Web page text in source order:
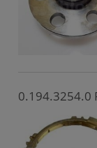
0.194.3254.0